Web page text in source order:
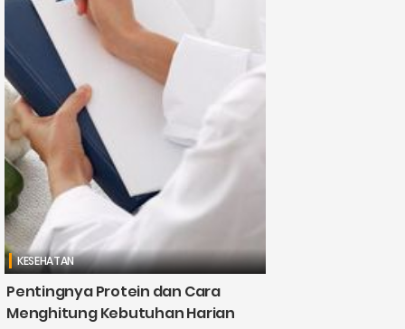
KESEHATAN
Pentingnya Protein dan Cara
Menghitung Kebutuhan Harian